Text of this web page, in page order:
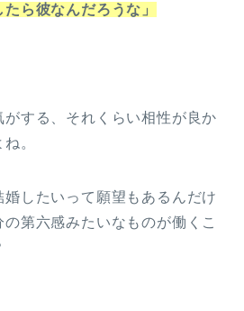
ら彼なんだろうな」
がする、それくらい相性が良か
。
婚したいって願望もあるんだけ
第六感みたいなものが働くこ